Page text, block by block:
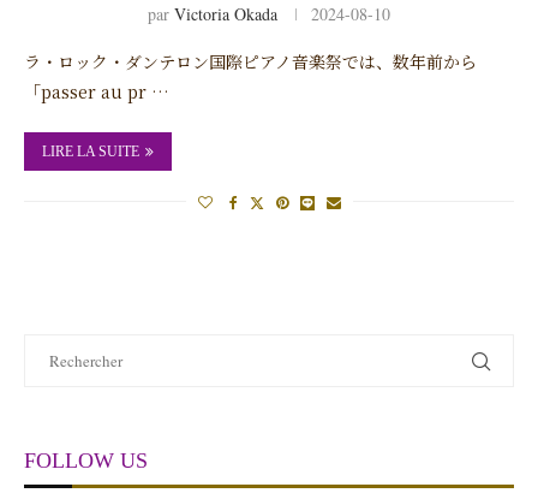
par Victoria Okada 2024-08-10
ラ・ロック・ダンテロン国際ピアノ音楽祭では、数年前から
「passer au pr …
LIRE LA SUITE
FOLLOW US